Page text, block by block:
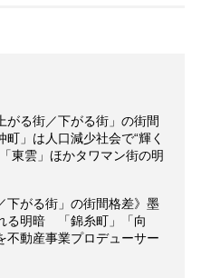
がる街／下がる街」の街間
」は人口減少社会で“輝く
東雲」ほかタワマン街の明
下がる街」の街間格差》墨
る明暗 「錦糸町」「向
不動産事業プロデューサー